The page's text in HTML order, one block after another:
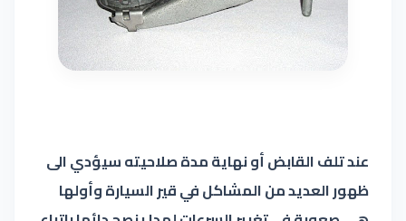
عند تلف القابض أو نهاية مدة صلاحيته سيؤدي الى
ظهور العديد من المشاكل في قير السيارة وأولها